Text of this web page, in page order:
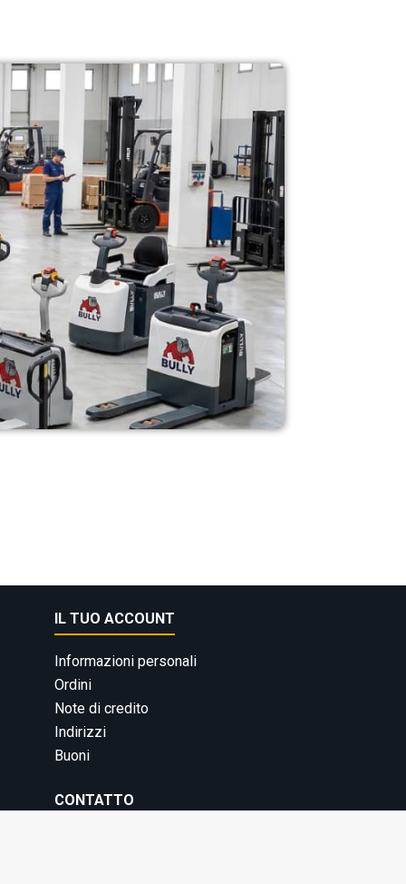
IL TUO ACCOUNT
Informazioni personali
Ordini
Note di credito
Indirizzi
Buoni
CONTATTO